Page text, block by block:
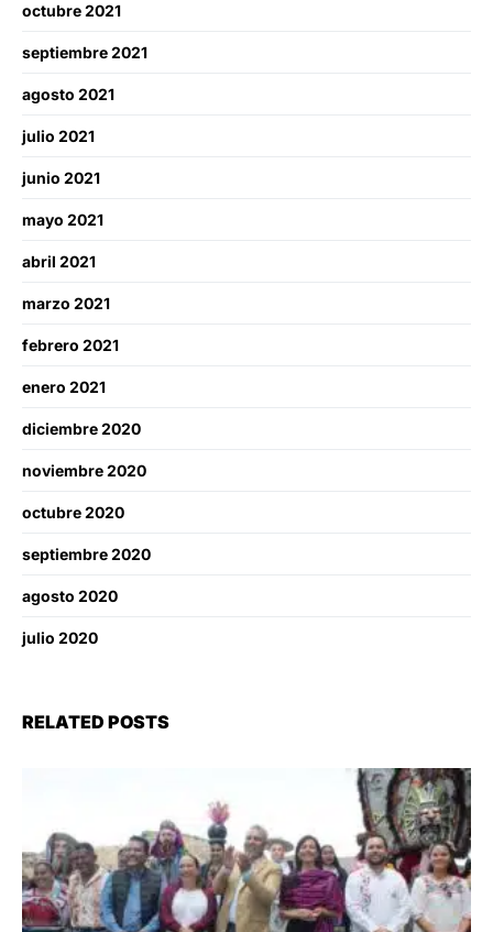
octubre 2021
septiembre 2021
agosto 2021
julio 2021
junio 2021
mayo 2021
abril 2021
marzo 2021
febrero 2021
enero 2021
diciembre 2020
noviembre 2020
octubre 2020
septiembre 2020
agosto 2020
julio 2020
RELATED POSTS